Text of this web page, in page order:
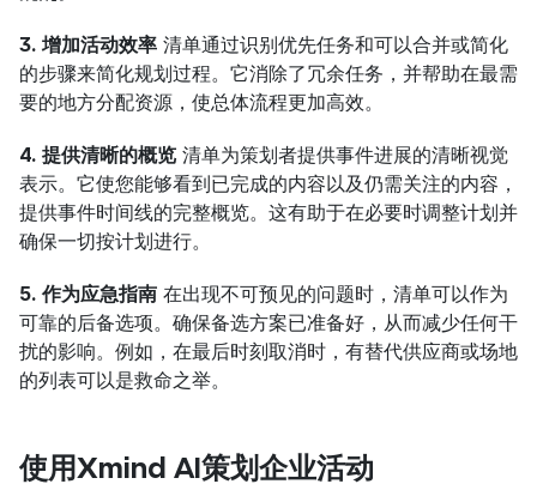
3. 增加活动效率 清单通过识别优先任务和可以合并或简化
的步骤来简化规划过程。它消除了冗余任务，并帮助在最需
要的地方分配资源，使总体流程更加高效。
4. 提供清晰的概览 清单为策划者提供事件进展的清晰视觉
表示。它使您能够看到已完成的内容以及仍需关注的内容，
提供事件时间线的完整概览。这有助于在必要时调整计划并
确保一切按计划进行。
5. 作为应急指南 在出现不可预见的问题时，清单可以作为
可靠的后备选项。确保备选方案已准备好，从而减少任何干
扰的影响。例如，在最后时刻取消时，有替代供应商或场地
的列表可以是救命之举。
使用Xmind AI策划企业活动